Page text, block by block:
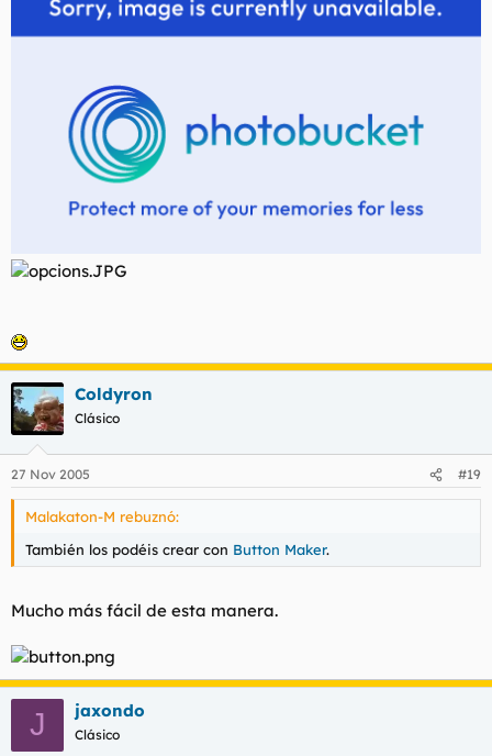
Coldyron
Clásico
27 Nov 2005 #19
Malakaton-M rebuznó:
También los podéis crear con Button Maker.
Mucho más fácil de esta manera.
J jaxondo
Clásico